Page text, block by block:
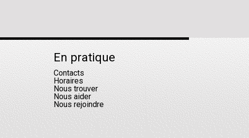
En pratique
Contacts
Horaires
Nous trouver
Nous aider
Nous rejoindre